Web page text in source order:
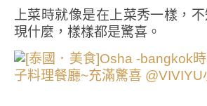
上菜時就像是在上菜秀一樣，
現什麼，樣樣都是驚喜。